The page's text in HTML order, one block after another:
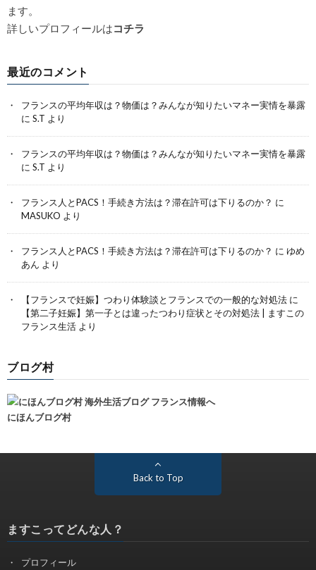
ます。
詳しいプロフィールはコチラ
最近のコメント
フランスの平均年収は？物価は？みんなが知りたいマネー実情を暴露
に S.T より
フランスの平均年収は？物価は？みんなが知りたいマネー実情を暴露
に S.T より
フランス人とPACS！手続き方法は？滞在許可は下りるのか？ に
MASUKO より
フランス人とPACS！手続き方法は？滞在許可は下りるのか？ に ゆめ
あん より
【フランスで妊娠】つわり体験談とフランスでの一般的な対処法 に
【第二子妊娠】第一子とは違ったつわり症状とその対処法 | ますこの
フランス生活 より
ブログ村
にほんブログ村
Back to Top
ますこってどんな人？
プロフィール